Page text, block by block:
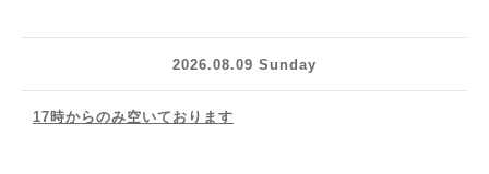
2026.08.09 Sunday
17時からのみ空いております